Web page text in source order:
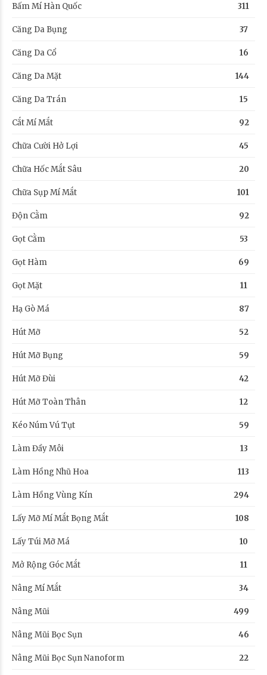
Bấm Mí Hàn Quốc 311
Căng Da Bụng 37
Căng Da Cổ 16
Căng Da Mặt 144
Căng Da Trán 15
Cắt Mí Mắt 92
Chữa Cười Hở Lợi 45
Chữa Hốc Mắt Sâu 20
Chữa Sụp Mí Mắt 101
Độn Cằm 92
Gọt Cằm 53
Gọt Hàm 69
Gọt Mặt 11
Hạ Gò Má 87
Hút Mỡ 52
Hút Mỡ Bụng 59
Hút Mỡ Đùi 42
Hút Mỡ Toàn Thân 12
Kéo Núm Vú Tụt 59
Làm Đầy Môi 13
Làm Hồng Nhũ Hoa 113
Làm Hồng Vùng Kín 294
Lấy Mỡ Mí Mắt Bọng Mắt 108
Lấy Túi Mỡ Má 10
Mở Rộng Góc Mắt 11
Nâng Mí Mắt 34
Nâng Mũi 499
Nâng Mũi Bọc Sụn 46
Nâng Mũi Bọc Sụn Nanoform 22